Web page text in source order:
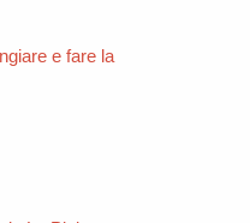
e fare la